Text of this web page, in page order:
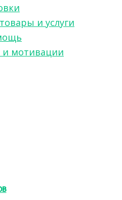
и услуги
и мотивации